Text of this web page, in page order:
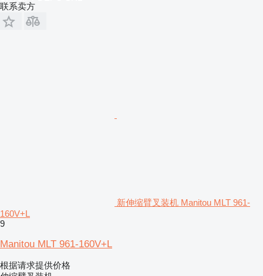
联系卖方
新伸缩臂叉装机 Manitou MLT 961-
160V+L
9
Manitou MLT 961-160V+L
根据请求提供价格